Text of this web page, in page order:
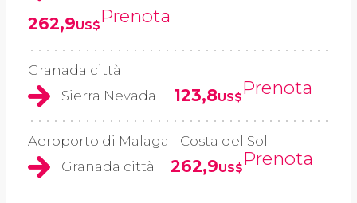
262,9US$Prenota
Granada città
Sierra Nevada
123,8US$Prenota
Aeroporto di Malaga - Costa del Sol
Granada città
262,9US$Prenota